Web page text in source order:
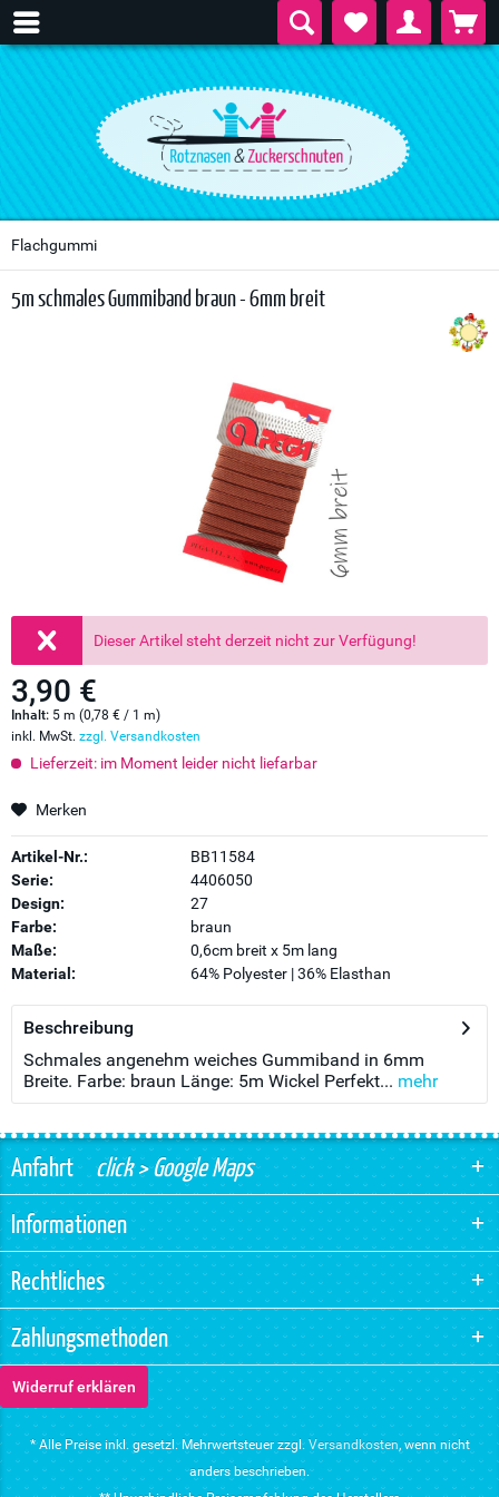
Flachgummi
5m schmales Gummiband braun - 6mm breit
Dieser Artikel steht derzeit nicht zur Verfügung!
3,90 €
Inhalt: 5 m (0,78 € / 1 m)
inkl. MwSt. zzgl. Versandkosten
Lieferzeit: im Moment leider nicht liefarbar
Merken
Artikel-Nr.:
BB11584
Serie:
4406050
Design:
27
Farbe:
braun
Maße:
0,6cm breit x 5m lang
Material:
64% Polyester | 36% Elasthan
Beschreibung
Schmales angenehm weiches Gummiband in 6mm
Breite. Farbe: braun Länge: 5m Wickel Perfekt... mehr
Anfahrtclick > Google Maps
Informationen
Rechtliches
Zahlungsmethoden
Widerruf erklären
* Alle Preise inkl. gesetzl. Mehrwertsteuer zzgl. Versandkosten, wenn nicht
anders beschrieben.